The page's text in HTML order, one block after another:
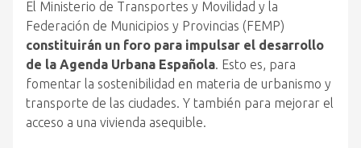
El Ministerio de Transportes y Movilidad y la
Federación de Municipios y Provincias (FEMP)
constituirán un foro para impulsar el desarrollo
de la Agenda Urbana Española. Esto es, para
fomentar la sostenibilidad en materia de urbanismo y
transporte de las ciudades. Y también para mejorar el
acceso a una vivienda asequible.